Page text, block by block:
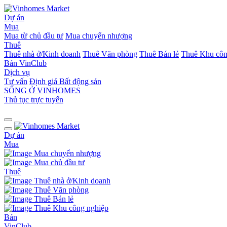
Dự án
Mua
Mua từ chủ đầu tư Mua chuyển nhượng
Thuê
Thuê nhà ở/Kinh doanh Thuê Văn phòng Thuê Bán lẻ Thuê Khu
Bán VinClub
Dịch vụ
Tư vấn Định giá Bất động sản
SỐNG Ở VINHOMES
Thủ tục trực tuyến
Dự án
Mua
Mua chuyển nhượng
Mua chủ đầu tư
Thuê
Thuê nhà ở/Kinh doanh
Thuê Văn phòng
Thuê Bán lẻ
Thuê Khu công nghiệp
Bán